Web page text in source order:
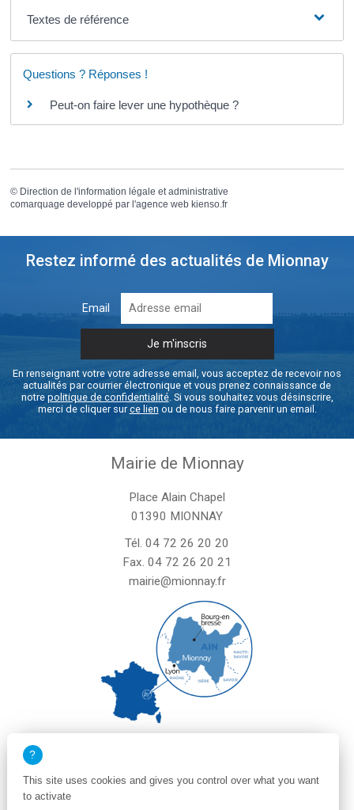
Textes de référence
Questions ? Réponses !
Peut-on faire lever une hypothèque ?
© Direction de l'information légale et administrative
comarquage developpé par l'agence web kienso.fr
Restez informé des actualités de Mionnay
Email
En renseignant votre votre adresse email, vous acceptez de recevoir nos
actualités par courrier électronique et vous prenez connaissance de
notre politique de confidentialité. Si vous souhaitez vous désinscrire,
merci de cliquer surce lien ou de nous faire parvenir un email.
Mairie de Mionnay
Place Alain Chapel
01390 MIONNAY
Tél. 04 72 26 20 20
Fax. 04 72 26 20 21
mairie@mionnay.fr
le vendredi de 8h30 à 12h et de 13h30 à 16h30
un samedi matin sur deux de 8h30 à 12h
This site uses cookies and gives you control over what you want
to activate